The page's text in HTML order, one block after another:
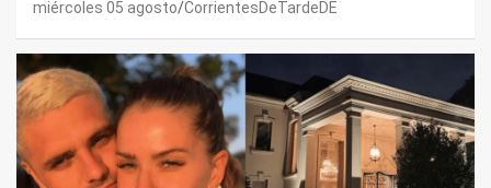
miércoles 05 agosto CorrientesDeTardeDE